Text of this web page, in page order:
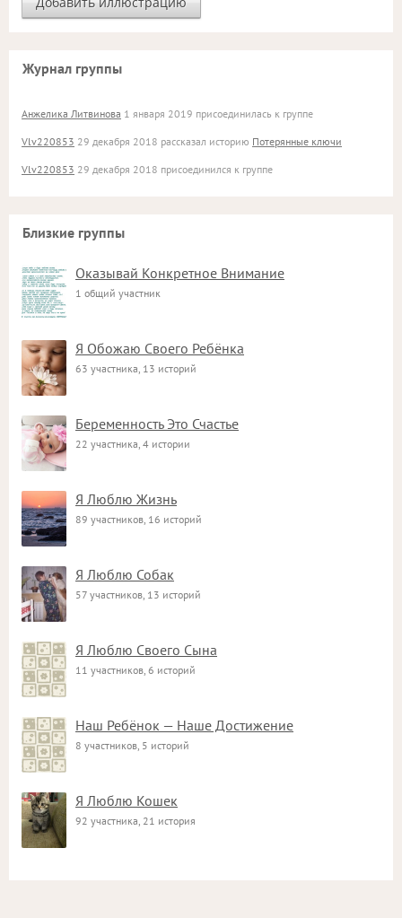
Журнал группы
Анжелика Литвинова 1 января 2019 присоединилась к группе
Vlv220853 29 декабря 2018 рассказал историю Потерянные ключи
Vlv220853 29 декабря 2018 присоединился к группе
Близкие группы
Оказывай Конкретное Внимание
1 общий участник
Я Обожаю Своего Ребёнка
63 участника, 13 историй
Беременность Это Счастье
22 участника, 4 истории
Я Люблю Жизнь
89 участников, 16 историй
Я Люблю Собак
57 участников, 13 историй
Я Люблю Своего Сына
11 участников, 6 историй
Наш Ребёнок — Наше Достижение
8 участников, 5 историй
Я Люблю Кошек
92 участника, 21 история